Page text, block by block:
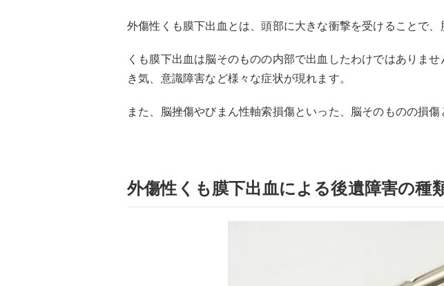
外傷性くも膜下出血とは、頭部に大きな衝撃を受けることで
くも膜下出血は脳そのものの内部で出血したわけではありま
き気、意識障害など様々な症状が現れます。
また、脳挫傷やびまん性軸索損傷といった、脳そのものの損
外傷性くも膜下出血による後遺障害の種